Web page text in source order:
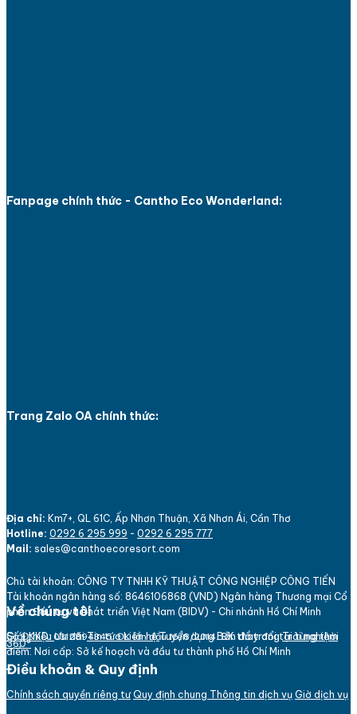
Fanpage chính thức - Cantho Eco Wonderland:
Trang Zalo OA chính thức:
Địa chỉ: Km7+, QL 61C, Ấp Nhơn Thuận, Xã Nhơn Ái, Cần Thơ
Hotline: 0292 6 295 999 - 0292 6 295 777
Mail: sales@canthoecoresort.com
Chủ tài khoản: CÔNG TY TNHH KỸ THUẬT CÔNG NGHIỆP CÔNG TIẾN
Tài khoản ngân hàng số: 8646106868 (VND) Ngân hàng Thương mại Cổ
phần Đầu tư và Phát triển Việt Nam (BIDV) - Chi nhánh Hồ Chí Minh
Số ĐKKD: 0312894345. ĐK lần đầu 16/8/2014. ĐK thay đổi tại từng thời
điểm. Nơi cấp: Sở kế hoạch và đầu tư thành phố Hồ Chí Minh
Về chúng tôi
Giới thiệu Ưu đãiTin tứcLiên hệTuyển dụng Bản đồ trang Trải nghiệm
360°
Điều khoản & Quy định
Chính sách quyền riêng tư Quy định chung Thông tin dịch vụ Giờ dịch vụ